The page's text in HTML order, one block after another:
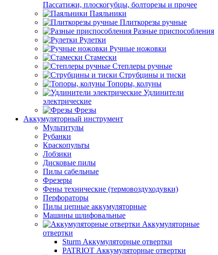
Пассатижи, плоскогубцы, болторезы и прочее
Паяльники
Плиткорезы ручные
Разные приспособления
Рулетки
Ручные ножовки
Стамески
Степлеры ручные
Струбцины и тиски
Топоры, колуны
Удлинители
электрические
Фрезы
Аккумуляторный инструмент
Мультитулы
Рубанки
Краскопульты
Лобзики
Дисковые пилы
Пилы сабельные
Фрезеры
Фены технические (термовоздуходувки)
Перфораторы
Пилы цепные аккумуляторные
Машины шлифовальные
Аккумуляторные
отвертки
Sturm Аккумуляторные отвертки
PATRIOT Аккумуляторные отвертки